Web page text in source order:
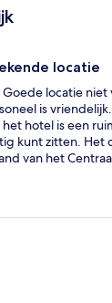
locatie
Goede locatie
is
hotel is een
kunt zitten. Het
van het